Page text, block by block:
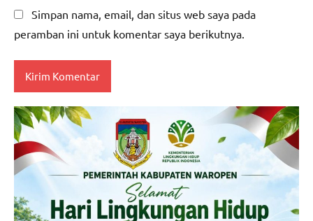
Simpan nama, email, dan situs web saya pada
peramban ini untuk komentar saya berikutnya.